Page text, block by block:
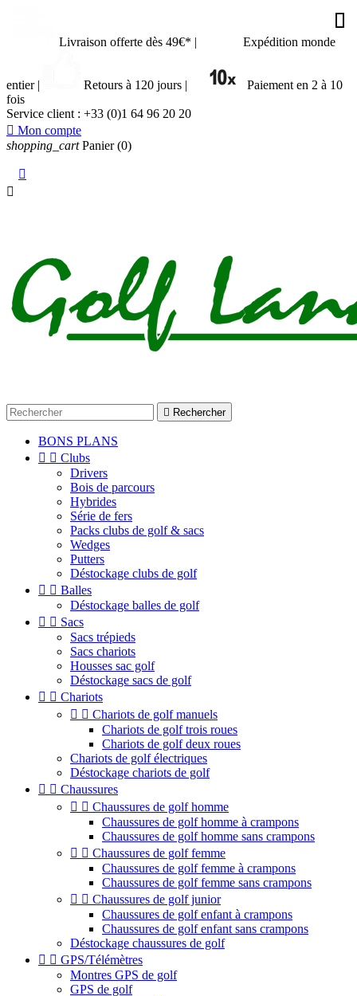
Livraison offerte dès 49€* | Expédition monde
entier | Retours à 120 jours |
Paiement en 2 à 10
fois
Service client : +33 (0)1 64 96 20 20
 Mon compte
shopping_cart Panier (0)


 Rechercher
BONS PLANS
  Clubs
Drivers
Bois de parcours
Hybrides
Série de fers
Packs clubs de golf & sacs
Wedges
Putters
Déstockage clubs de golf
  Balles
Déstockage balles de golf
  Sacs
Sacs trépieds
Sacs chariots
Housses sac golf
Déstockage sacs de golf
  Chariots
  Chariots de golf manuels
Chariots de golf trois roues
Chariots de golf deux roues
Chariots de golf électriques
Déstockage chariots de golf
  Chaussures
  Chaussures de golf homme
Chaussures de golf homme à crampons
Chaussures de golf homme sans crampons
  Chaussures de golf femme
Chaussures de golf femme à crampons
Chaussures de golf femme sans crampons
  Chaussures de golf junior
Chaussures de golf enfant à crampons
Chaussures de golf enfant sans crampons
Déstockage chaussures de golf
  GPS/Télémètres
Montres GPS de golf
GPS de golf







































